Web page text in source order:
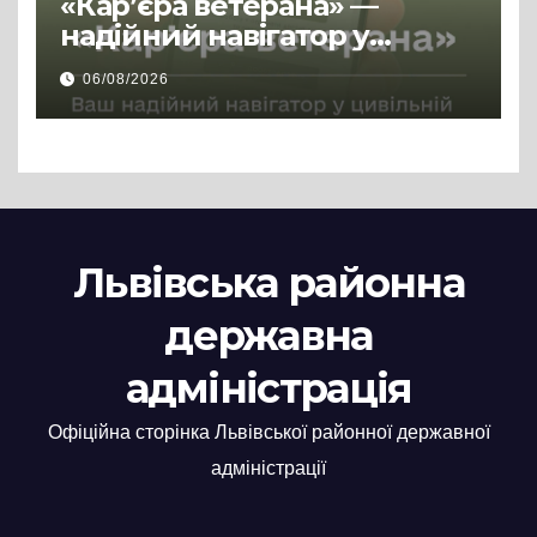
надійний навігатор у
цивільній професії
06/08/2026
Львівська районна
державна
адміністрація
Офіційна сторінка Львівської районної державної
адміністрації